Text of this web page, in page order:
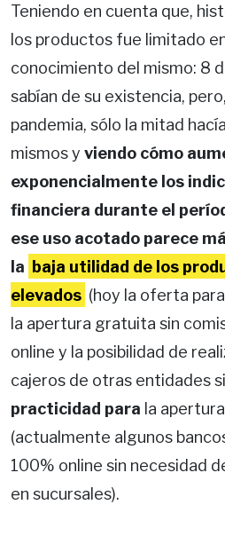
Teniendo en cuenta que,
los productos fue limitado
conocimiento del mismo: 8
sabían de su existencia,
pandemia, sólo la mitad
mismos y viendo cómo
exponencialmente los
financiera durante el
ese uso acotado parece
la baja utilidad de los
elevados (hoy la oferta
la apertura gratuita sin
online y la posibilidad de
cajeros de otras entidades
practicidad para la
(actualmente algunos
100% online sin necesidad
en sucursales).